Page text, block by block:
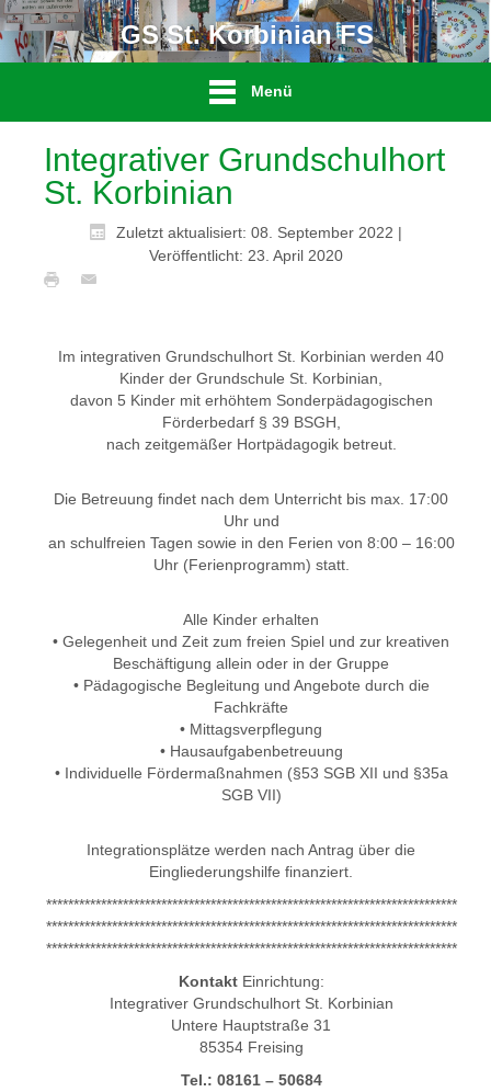
GS St. Korbinian FS
Menü
Integrativer Grundschulhort
St. Korbinian
Zuletzt aktualisiert: 08. September 2022 |
Veröffentlicht: 23. April 2020
Im integrativen Grundschulhort St. Korbinian werden 40
Kinder der Grundschule St. Korbinian,
davon 5 Kinder mit erhöhtem Sonderpädagogischen
Förderbedarf § 39 BSGH,
nach zeitgemäßer Hortpädagogik betreut.
Die Betreuung findet nach dem Unterricht bis max. 17:00
Uhr und
an schulfreien Tagen sowie in den Ferien von 8:00 – 16:00
Uhr (Ferienprogramm) statt.
Alle Kinder erhalten
• Gelegenheit und Zeit zum freien Spiel und zur kreativen
Beschäftigung allein oder in der Gruppe
• Pädagogische Begleitung und Angebote durch die
Fachkräfte
• Mittagsverpflegung
• Hausaufgabenbetreuung
• Individuelle Fördermaßnahmen (§53 SGB XII und §35a
SGB VII)
Integrationsplätze werden nach Antrag über die
Eingliederungshilfe finanziert.
***************************************************************************
***************************************************************************
***************************************************************************
KontaktEinrichtung:
Integrativer Grundschulhort St. Korbinian
Untere Hauptstraße 31
85354 Freising
Tel.: 08161 – 50684